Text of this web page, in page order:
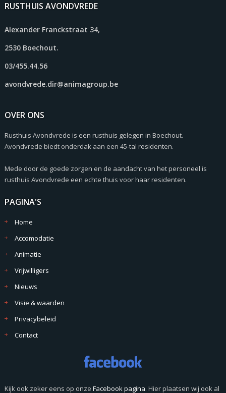
RUSTHUIS AVONDVREDE
Alexander Franckstraat 34,
2530 Boechout.
03/455.44.56
avondvrede.dir@animagroup.be
OVER ONS
Rusthuis Avondvrede is een rusthuis gelegen in Boechout.
Avondvrede biedt onderdak aan een 45-tal residenten.
Mede door de goede zorgen en de aandacht van het personeel is
rusthuis Avondvrede een echte thuis voor haar residenten.
PAGINA'S
Home
Accomodatie
Animatie
Vrijwilligers
Nieuws
Visie & waarden
Privacybeleid
Contact
Kijk ook zeker eens op onze Facebook pagina. Hier plaatsen wij ook al